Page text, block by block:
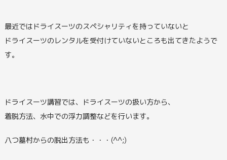
最近ではドライスーツのスペシャリティを持っていないと
ドライスーツのレンタルを受付けていないところも出てきたようで
す。
ドライスーツ講習では、ドライスーツの扱い方から、
着脱方法、水中での浮力調整などを行います。
八つ墓村からの脱出方法も・・・(^^;)